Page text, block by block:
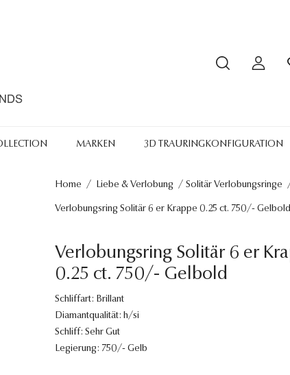
MARKEN 3D TRAURINGKONFIGURATION
Home / Liebe & Verlobung / Solitär Verlobungsringe
Verlobungsring Solitär 6 er Krappe 0.25 ct. 750/- Gelbold
Verlobungsring Solitär 6 er
0.25 ct. 750/- Gelbold
Schliffart: Brillant
Diamantqualität: h/si
Schliff: Sehr Gut
Legierung: 750/- Gelb